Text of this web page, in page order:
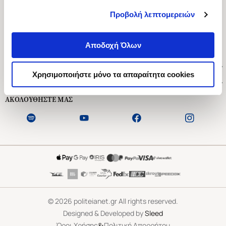
Προβολή λεπτομερειών
Αποδοχή Όλων
Χρησιμοποιήστε μόνο τα απαραίτητα cookies
Ασκληπιού 1-3, Αθήνα 106 79
Δευτέρα - Παρασκευή 09:00-21:00
Εξυπηρέτηση Πελατών
ΑΚΟΛΟΥΘΗΣΤΕ ΜΑΣ
©2026 politeianet.gr All rights reserved.
Designed & Developed bySleed